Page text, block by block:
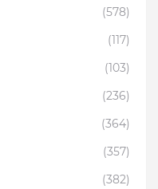
(578)
(117)
(103)
(236)
(364)
(357)
(382)